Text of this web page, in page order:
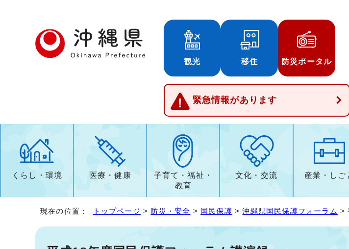
観光 移住 防災ポータル
緊急情報があります
くらし・環境 医療・健康
子育て・福祉・
教育
文化・交流 産業・しご
現在の位置： トップページ > 防災・安全 > 国民保護 >沖縄県国民保護フォーラム >